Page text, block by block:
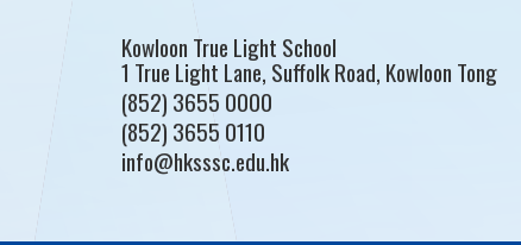
Kowloon True Light School
1 True Light Lane, Suffolk Road, Kowloon Tong
(852) 3655 0000
(852) 3655 0110
info@hksssc.edu.hk